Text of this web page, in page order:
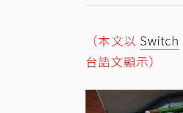
（本文以 Switch
台語文顯示）